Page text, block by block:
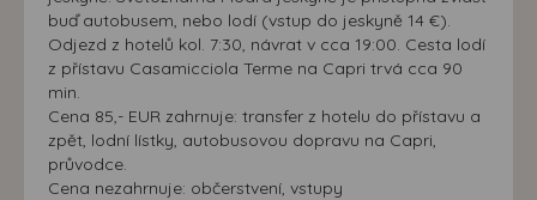
buď autobusem, nebo lodí (vstup do jeskyně 14 €).
Odjezd z hotelů kol. 7:30, návrat v cca 19:00. Cesta lodí
z přístavu Casamicciola Terme na Capri trvá cca 90
min.
Cena 85,- EUR zahrnuje: transfer z hotelu do přístavu a
zpět, lodní lístky, autobusovou dopravu na Capri,
průvodce.
Cena nezahrnuje: občerstvení, vstupy